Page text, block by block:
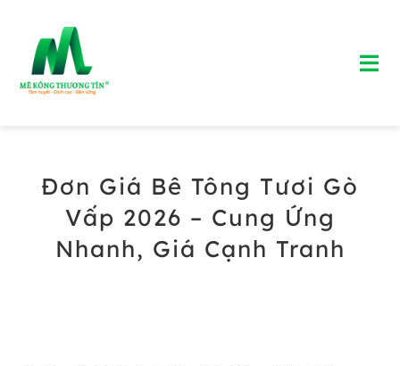
content
Giới Thiệu
Bảng Giá Bê Tông Tươi
Đơn Giá Bê Tông Tươi Gò
Vấp 2026 – Cung Ứng
Nhanh, Giá Cạnh Tranh